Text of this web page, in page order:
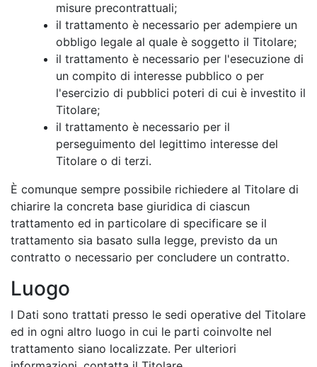
misure precontrattuali;
il trattamento è necessario per adempiere un
obbligo legale al quale è soggetto il Titolare;
il trattamento è necessario per l'esecuzione di
un compito di interesse pubblico o per
l'esercizio di pubblici poteri di cui è investito il
Titolare;
il trattamento è necessario per il
perseguimento del legittimo interesse del
Titolare o di terzi.
È comunque sempre possibile richiedere al Titolare di
chiarire la concreta base giuridica di ciascun
trattamento ed in particolare di specificare se il
trattamento sia basato sulla legge, previsto da un
contratto o necessario per concludere un contratto.
Luogo
I Dati sono trattati presso le sedi operative del Titolare
ed in ogni altro luogo in cui le parti coinvolte nel
trattamento siano localizzate. Per ulteriori